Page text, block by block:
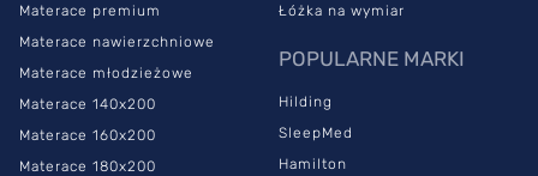
Materace premium
Materace nawierzchniowe
Materace młodzieżowe
Materace 140x200
Materace 160x200
Materace 180x200
Łóżka na wymiar
POPULARNE MARKI
Hilding
SleepMed
Hamilton